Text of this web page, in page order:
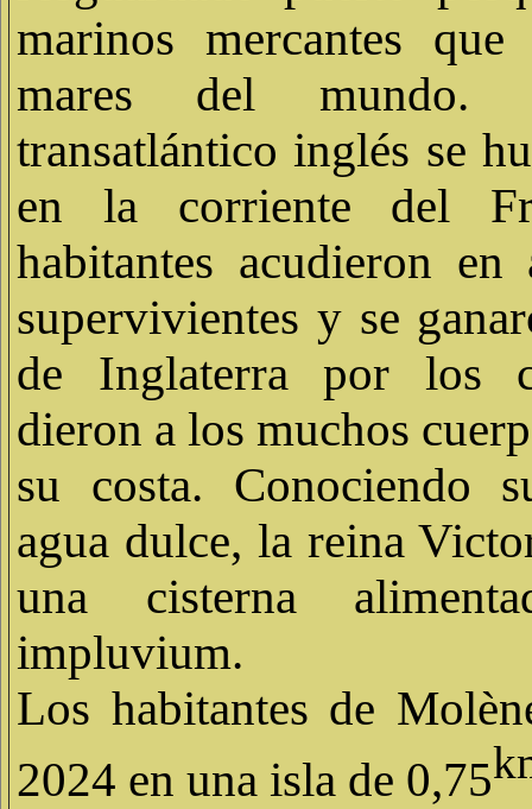
marinos mercantes que
mares del mundo.
transatlántico inglés se
en la corriente del
habitantes acudieron
supervivientes y se
de Inglaterra por los
dieron a los muchos
su costa. Conociendo
agua dulce, la reina
una cisterna
impluvium.
Los habitantes de
2024 en una isla de 0,75